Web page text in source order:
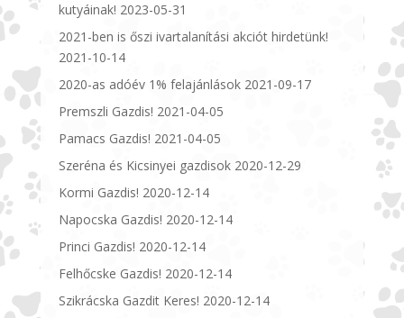
kutyáinak! 2023-05-31
2021-ben is őszi ivartalanítási akciót hirdetünk!
2021-10-14
2020-as adóév 1% felajánlások 2021-09-17
Premszli Gazdis! 2021-04-05
Pamacs Gazdis! 2021-04-05
Szeréna és Kicsinyei gazdisok 2020-12-29
Kormi Gazdis! 2020-12-14
Napocska Gazdis! 2020-12-14
Princi Gazdis! 2020-12-14
Felhőcske Gazdis! 2020-12-14
Szikrácska Gazdit Keres! 2020-12-14